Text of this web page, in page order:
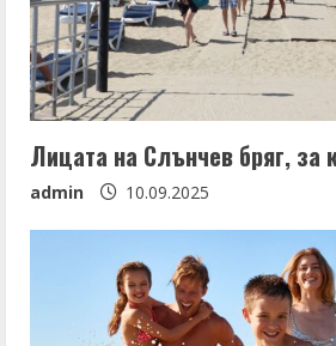
Лицата на Слънчев бряг, за
admin 10.09.2025